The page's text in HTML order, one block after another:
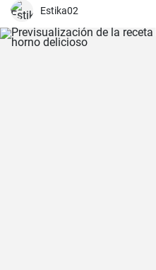
frutas para una experiencia
Estika02